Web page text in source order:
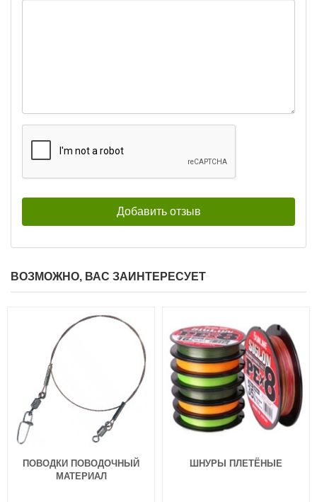
ВОЗМОЖНО, ВАС ЗАИНТЕРЕСУЕТ
ПОВОДКИ ПОВОДОЧНЫЙ
МАТЕРИАЛ
ШНУРЫ ПЛЕТЁНЫЕ